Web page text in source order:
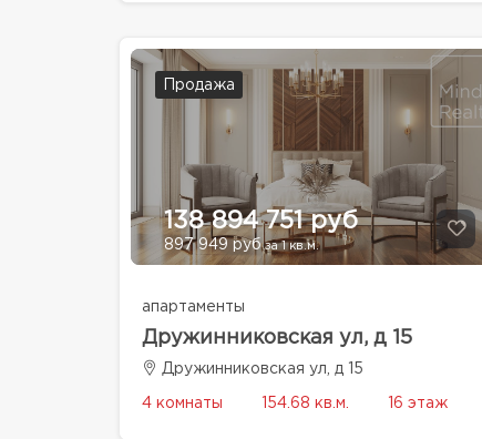
Продажа
138 894 751 руб
897 949 рубза 1 кв.м.
апартаменты
Дружинниковская ул, д 15
Дружинниковская ул, д 15
4 комнаты 154.68 кв.м. 16 этаж